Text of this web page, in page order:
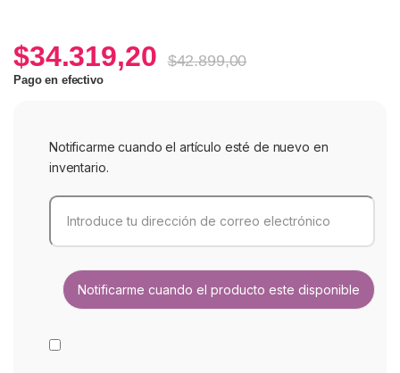
$34.319,20 $42.899,00
Pago en efectivo
Notificarme cuando el artículo esté de nuevo en
inventario.